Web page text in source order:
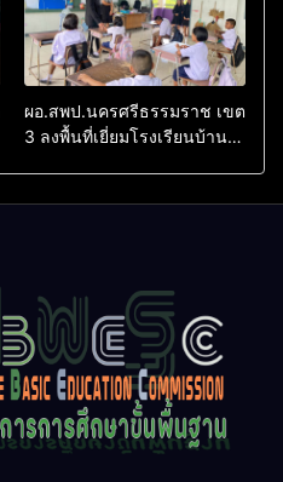
ผอ.สพป.นครศรีธรรมราช เขต
3 ลงพื้นที่เยี่ยมโรงเรียนบ้าน